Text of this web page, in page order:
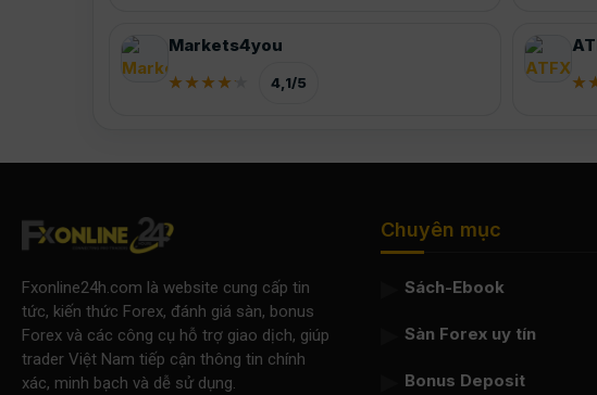
Markets4you
4,1/5
Fxonline24h.com là website cung cấp tin
tức, kiến thức Forex, đánh giá sàn, bonus
Forex và các công cụ hỗ trợ giao dịch, giúp
trader Việt Nam tiếp cận thông tin chính
xác, minh bạch và dễ sử dụng.
Chuyên mục
Sách-Ebook
Sàn Forex uy tín
Bonus Deposit